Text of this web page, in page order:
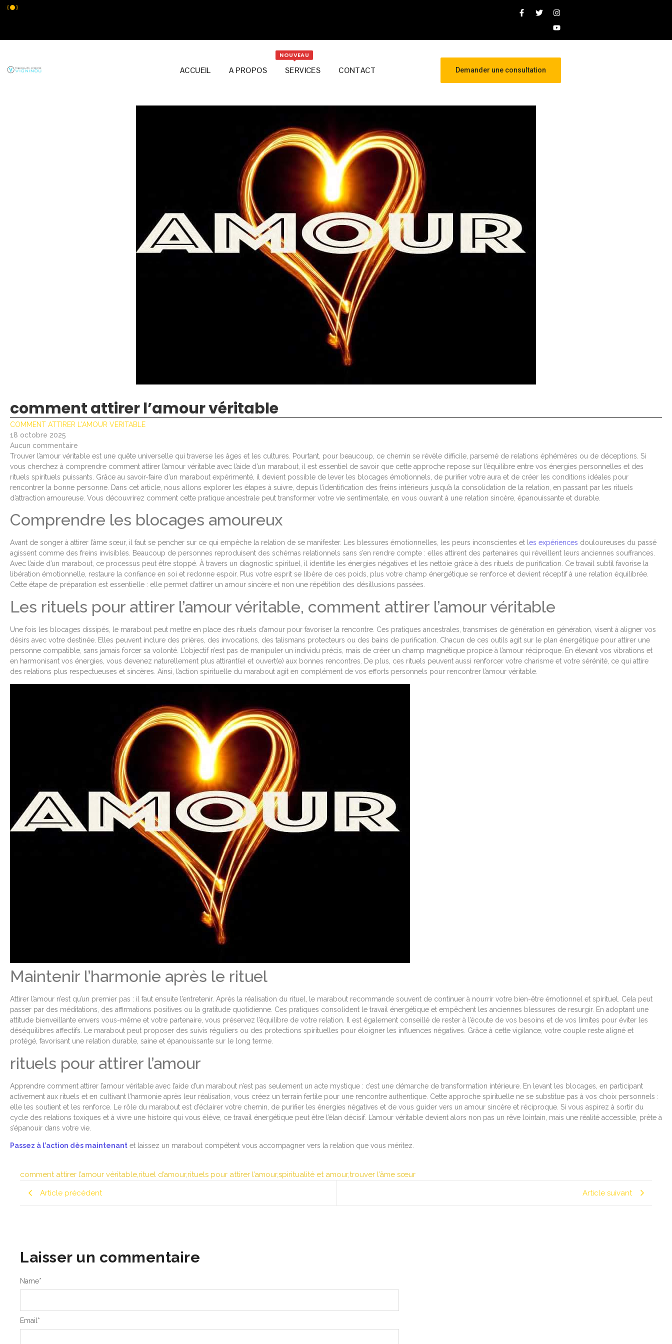
ACCUEIL A PROPOS SERVICES
NOUVEAU
CONTACT Demander une consultation
comment attirer l’amour véritable
COMMENT ATTIRER L'AMOUR VERITABLE
18 octobre 2025
Aucun commentaire
Trouver l’amour véritable est une quête universelle qui traverse les âges et les cultures. Pourtant, pour beaucoup, ce chemin se révèle difficile, parsemé de relations éphémères ou de déceptions. Si
vous cherchez à comprendre comment attirer l’amour véritable avec l’aide d’un marabout, il est essentiel de savoir que cette approche repose sur l’équilibre entre vos énergies personnelles et des
rituels spirituels puissants. Grâce au savoir-faire d’un marabout expérimenté, il devient possible de lever les blocages émotionnels, de purifier votre aura et de créer les conditions idéales pour
rencontrer la bonne personne. Dans cet article, nous allons explorer les étapes à suivre, depuis l’identification des freins intérieurs jusqu’à la consolidation de la relation, en passant par les rituels
d’attraction amoureuse. Vous découvrirez comment cette pratique ancestrale peut transformer votre vie sentimentale, en vous ouvrant à une relation sincère, épanouissante et durable.
Comprendre les blocages amoureux
Avant de songer à attirer l’âme sœur, il faut se pencher sur ce qui empêche la relation de se manifester. Les blessures émotionnelles, les peurs inconscientes et les expériences douloureuses du passé
agissent comme des freins invisibles. Beaucoup de personnes reproduisent des schémas relationnels sans s’en rendre compte : elles attirent des partenaires qui réveillent leurs anciennes souffrances.
Avec l’aide d’un marabout, ce processus peut être stoppé. À travers un diagnostic spirituel, il identifie les énergies négatives et les nettoie grâce à des rituels de purification. Ce travail subtil favorise la
libération émotionnelle, restaure la confiance en soi et redonne espoir. Plus votre esprit se libère de ces poids, plus votre champ énergétique se renforce et devient réceptif à une relation équilibrée.
Cette étape de préparation est essentielle : elle permet d’attirer un amour sincère et non une répétition des désillusions passées.
Les rituels pour attirer l’amour véritable, comment attirer l’amour véritable
Une fois les blocages dissipés, le marabout peut mettre en place des rituels d’amour pour favoriser la rencontre. Ces pratiques ancestrales, transmises de génération en génération, visent à aligner vos
désirs avec votre destinée. Elles peuvent inclure des prières, des invocations, des talismans protecteurs ou des bains de purification. Chacun de ces outils agit sur le plan énergétique pour attirer une
personne compatible, sans jamais forcer sa volonté. L’objectif n’est pas de manipuler un individu précis, mais de créer un champ magnétique propice à l’amour réciproque. En élevant vos vibrations et
en harmonisant vos énergies, vous devenez naturellement plus attirant(e) et ouvert(e) aux bonnes rencontres. De plus, ces rituels peuvent aussi renforcer votre charisme et votre sérénité, ce qui attire
des relations plus respectueuses et sincères. Ainsi, l’action spirituelle du marabout agit en complément de vos efforts personnels pour rencontrer l’amour véritable.
Maintenir l’harmonie après le rituel
Attirer l’amour n’est qu’un premier pas : il faut ensuite l’entretenir. Après la réalisation du rituel, le marabout recommande souvent de continuer à nourrir votre bien-être émotionnel et spirituel. Cela peut
passer par des méditations, des affirmations positives ou la gratitude quotidienne. Ces pratiques consolident le travail énergétique et empêchent les anciennes blessures de resurgir. En adoptant une
attitude bienveillante envers vous-même et votre partenaire, vous préservez l’équilibre de votre relation. Il est également conseillé de rester à l’écoute de vos besoins et de vos limites pour éviter les
déséquilibres affectifs. Le marabout peut proposer des suivis réguliers ou des protections spirituelles pour éloigner les influences négatives. Grâce à cette vigilance, votre couple reste aligné et
protégé, favorisant une relation durable, saine et épanouissante sur le long terme.
rituels pour attirer l’amour
Apprendre comment attirer l’amour véritable avec l’aide d’un marabout n’est pas seulement un acte mystique : c’est une démarche de transformation intérieure. En levant les blocages, en participant
activement aux rituels et en cultivant l’harmonie après leur réalisation, vous créez un terrain fertile pour une rencontre authentique. Cette approche spirituelle ne se substitue pas à vos choix personnels :
elle les soutient et les renforce. Le rôle du marabout est d’éclairer votre chemin, de purifier les énergies négatives et de vous guider vers un amour sincère et réciproque. Si vous aspirez à sortir du
cycle des relations toxiques et à vivre une histoire qui vous élève, ce travail énergétique peut être l’élan décisif. L’amour véritable devient alors non pas un rêve lointain, mais une réalité accessible, prête à
s’épanouir dans votre vie.
Passez à l’action dès maintenant et laissez un marabout compétent vous accompagner vers la relation que vous méritez.
comment attirer l’amour véritable,rituel d’amour,rituels pour attirer l’amour,spiritualité et amour,trouver l’âme sœur
Article précédent Article suivant
Laisser un commentaire
Name*
Email *